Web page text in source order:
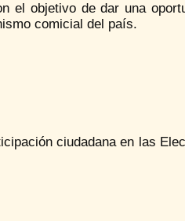
el objetivo de dar una
comicial del país.
ciudadana en las